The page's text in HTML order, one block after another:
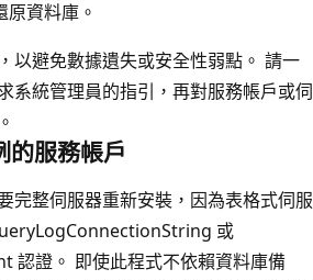
資料庫。
以避免數據遺失或安全性弱點。 請一
系統管理員的指引，再對服務帳戶或伺
服務帳戶
完整伺服器重新安裝，因為表格式伺服
或
證。 即使此程式不依賴資料庫備